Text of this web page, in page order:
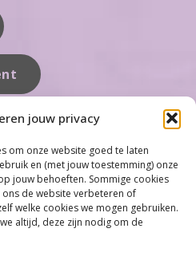
jouw privacy
om onze website goed te laten
en (met jouw toestemming) onze
jouw behoeften. Sommige cookies
de website verbeteren of
welke cookies we mogen gebruiken.
altijd, deze zijn nodig om de
die zich inzet op het gebied
Met ruim 100 locaties
van de grootste organisaties op dit